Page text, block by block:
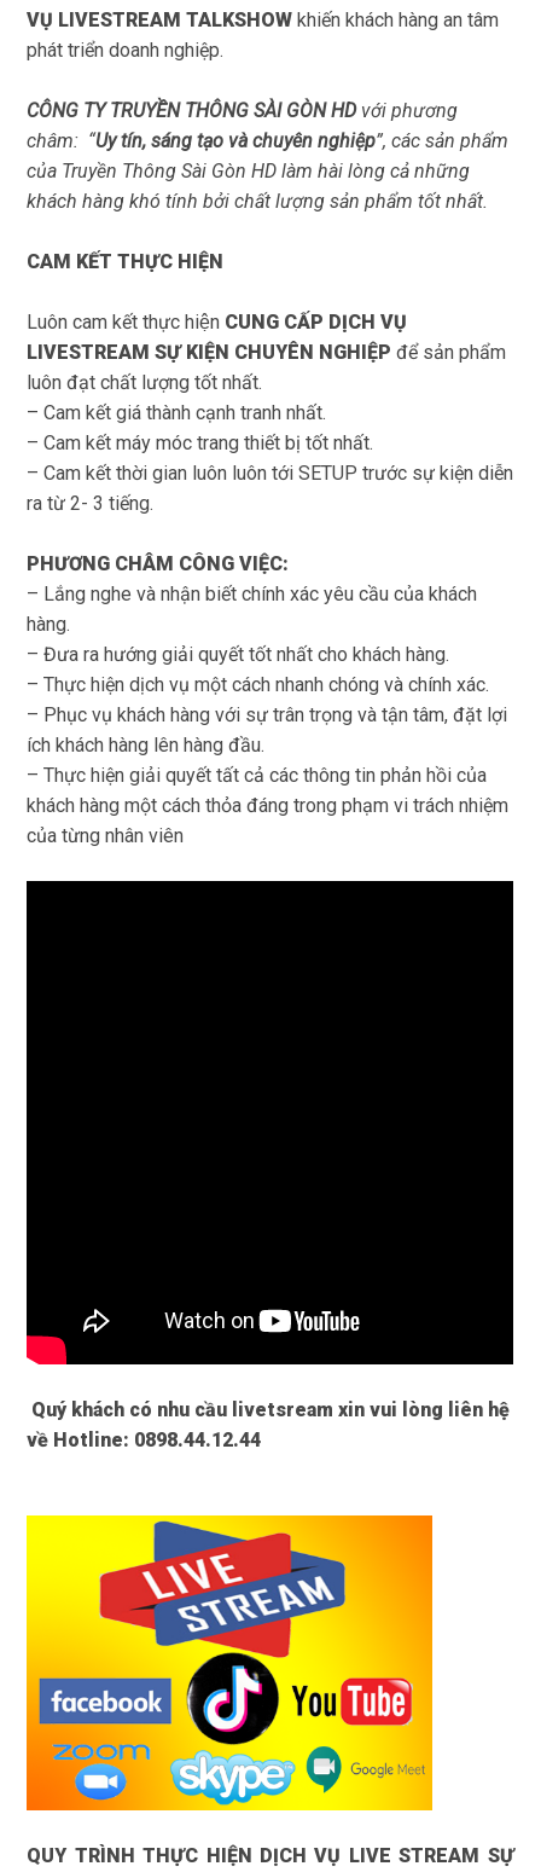
VỤ LIVESTREAM TALKSHOW khiến khách hàng an tâm
phát triển doanh nghiệp.
CÔNG TY TRUYỀN THÔNG SÀI GÒN HDvới phương
châm: “Uy tín, sáng tạo và chuyên nghiệp”, các sản phẩm
của Truyền Thông Sài Gòn HD làm hài lòng cả những
khách hàng khó tính bởi chất lượng sản phẩm tốt nhất.
CAM KẾT THỰC HIỆN
Luôn cam kết thực hiện CUNG CẤP DỊCH VỤ
LIVESTREAM SỰ KIỆN CHUYÊN NGHIỆPđể sản phẩm
luôn đạt chất lượng tốt nhất.
– Cam kết giá thành cạnh tranh nhất.
– Cam kết máy móc trang thiết bị tốt nhất.
– Cam kết thời gian luôn luôn tới SETUP trước sự kiện diễn
ra từ 2- 3 tiếng.
PHƯƠNG CHÂM CÔNG VIỆC:
– Lắng nghe và nhận biết chính xác yêu cầu của khách
hàng.
– Đưa ra hướng giải quyết tốt nhất cho khách hàng.
– Thực hiện dịch vụ một cách nhanh chóng và chính xác.
– Phục vụ khách hàng với sự trân trọng và tận tâm, đặt lợi
ích khách hàng lên hàng đầu.
– Thực hiện giải quyết tất cả các thông tin phản hồi của
khách hàng một cách thỏa đáng trong phạm vi trách nhiệm
của từng nhân viên
Quý khách có nhu cầu livetsream xin vui lòng liên hệ
về Hotline: 0898.44.12.44
QUY TRÌNH THỰC HIỆN DỊCH VỤ LIVE STREAM SỰ